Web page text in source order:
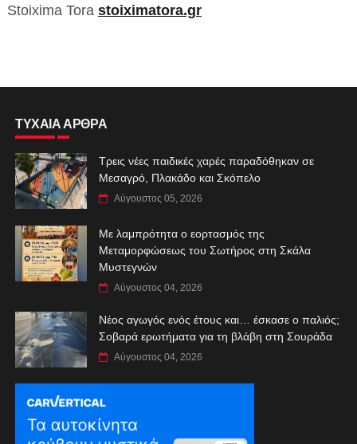
Stoixima Tora stoiximatora.gr
ΤΥΧΑΙΑ ΑΡΘΡΑ
Τρεις νέες παιδικές χαρές παραδόθηκαν σε
Μεσαγρό, Πλακάδο και Σκόπελο
Αύγουστος 05, 2026
Με λαμπρότητα ο εορτασμός της
Μεταμορφώσεως του Σωτήρος στη Σκάλα
Μυστεγνών
Αύγουστος 04, 2026
Νέος αγωγός ενός έτους και… έσκασε ο παλιός;
Σοβαρά ερωτήματα για τη βλάβη στη Σουράδα
Αύγουστος 04, 2026